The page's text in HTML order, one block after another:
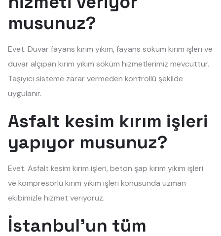
musunuz?
Evet. Duvar fayans kırım yıkım, fayans söküm kırım işleri ve
duvar alçıpan kırım yıkım söküm hizmetlerimiz mevcuttur.
Taşıyıcı sisteme zarar vermeden kontrollü şekilde
uygulanır.
Asfalt kesim kırım işleri
yapıyor musunuz?
Evet. Asfalt kesim kırım işleri, beton şap kırım yıkım işleri
ve kompresörlü kırım yıkım işleri konusunda uzman
ekibimizle hizmet veriyoruz.
İstanbul'un tüm